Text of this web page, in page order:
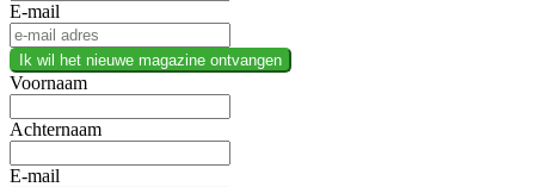
E-mail
Ik wil het nieuwe magazine ontvangen
Voornaam
Achternaam
E-mail